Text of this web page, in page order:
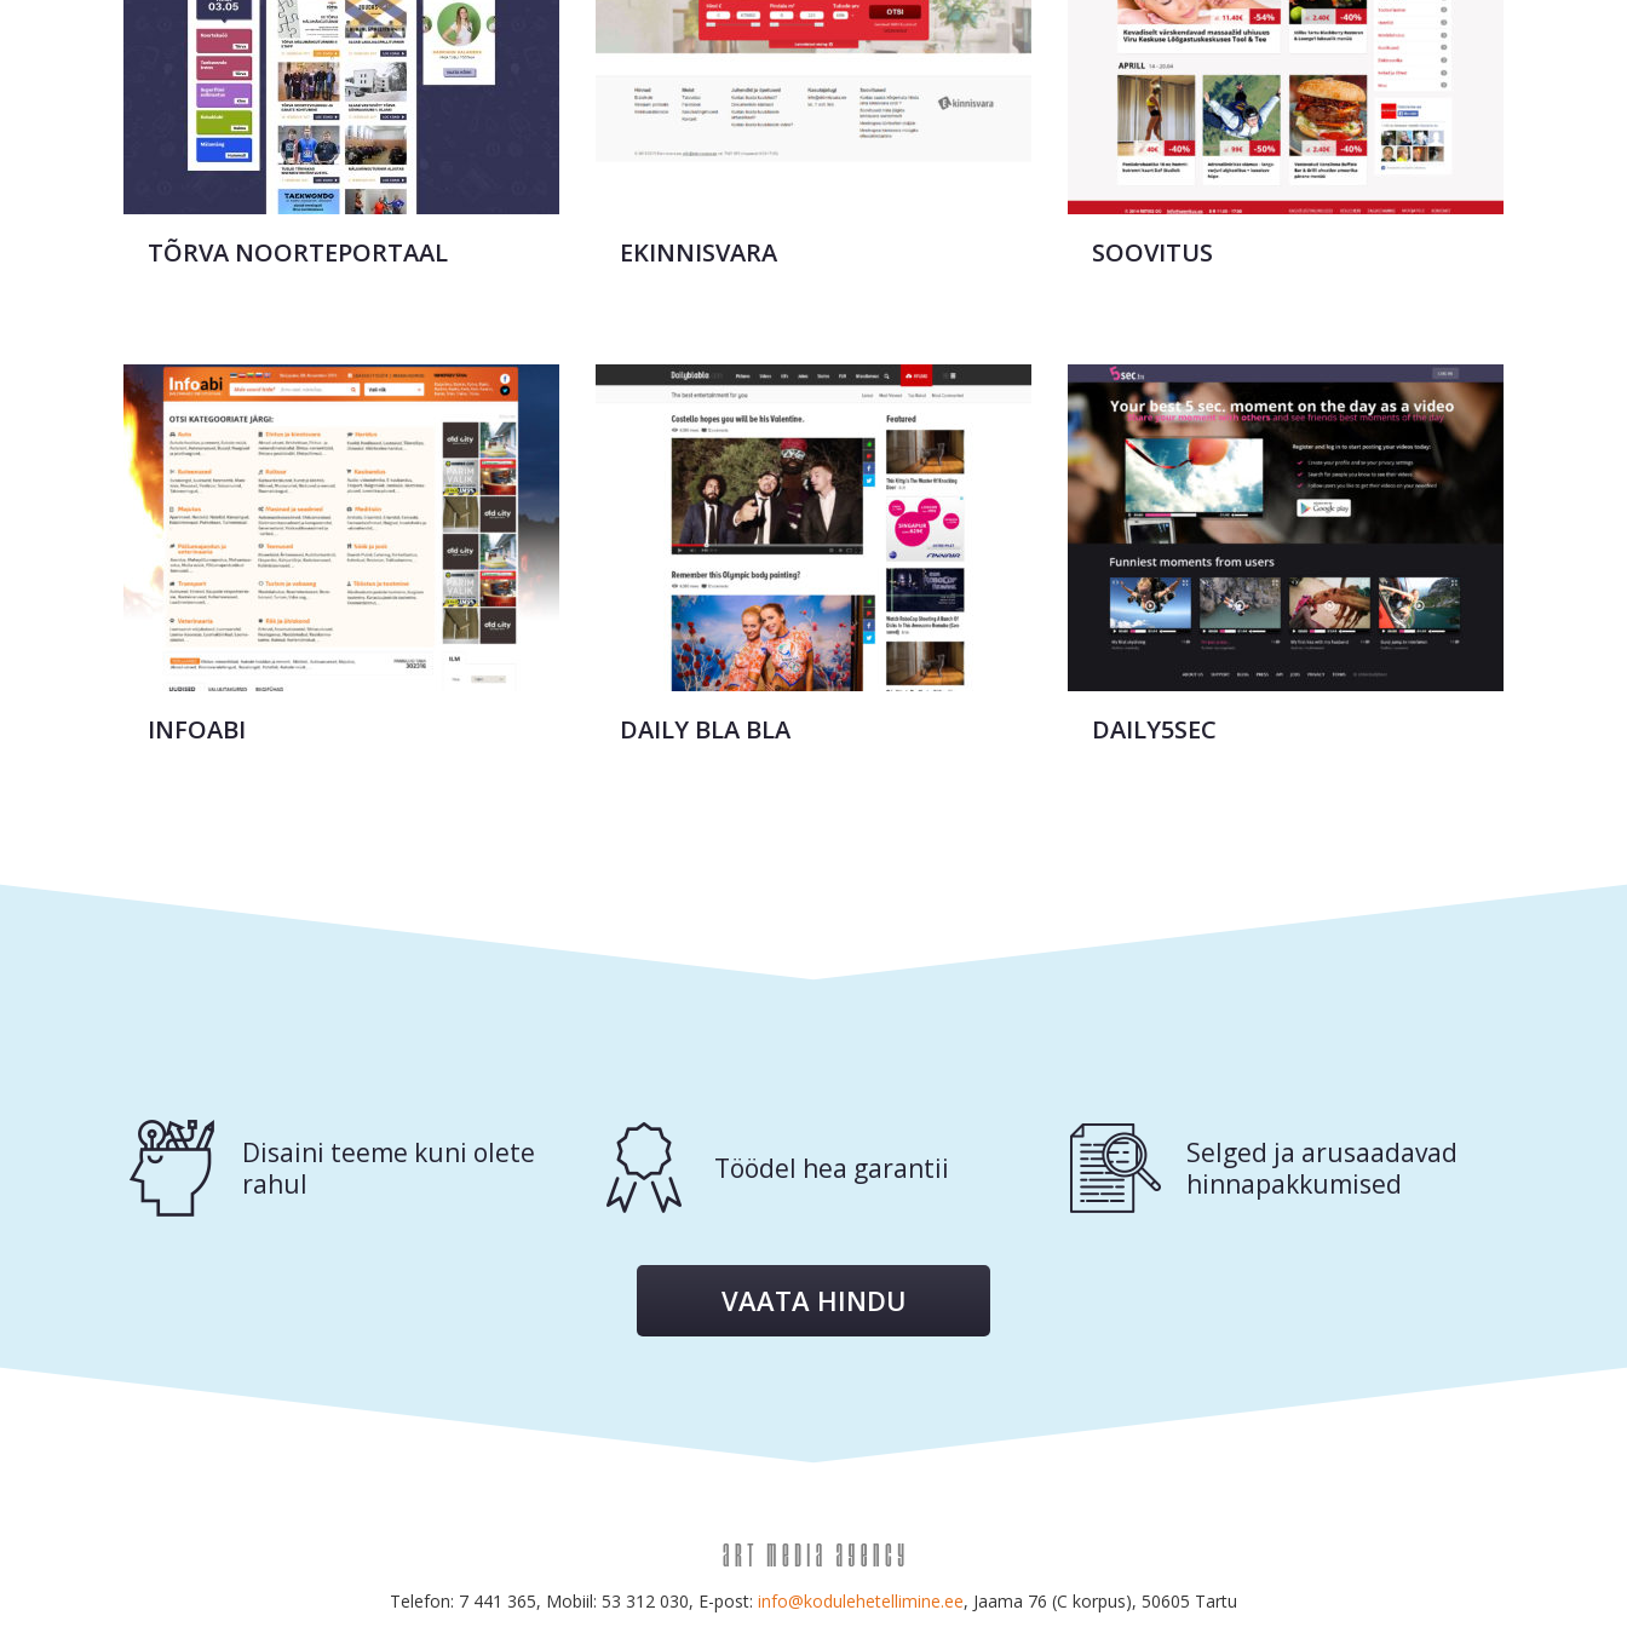
TÕRVA NOORTEPORTAAL EKINNISVARA SOOVITUS
INFOABI DAILY BLA BLA DAILY5SEC
Disaini teeme kuni olete
rahul
Töödel hea garantii
Selged ja arusaadavad
hinnapakkumised
VAATA HINDU
Telefon: 7 441 365, Mobiil: 53 312 030, E-post: info@kodulehetellimine.ee, Jaama 76 (C korpus), 50605 Tartu